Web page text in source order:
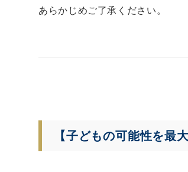
あらかじめご了承ください。
【子どもの可能性を最